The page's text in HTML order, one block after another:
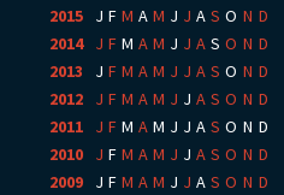
2015
J F M A M J J A S O N D
2014: J F M A M J J A S O N D
2013
J F M A M J J A S O N D
2012
J F M A M J J A S O N D
2011
J F M A M J J A S O N D
2010
J F M A M J J A S O N D
2009
J F M A M J J A S O N D